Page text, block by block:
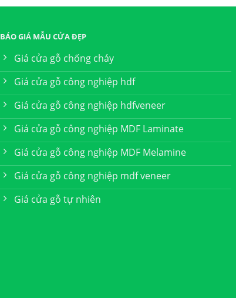
BÁO GIÁ MẪU CỬA ĐẸP
Giá cửa gỗ chống cháy
Giá cửa gỗ công nghiệp hdf
Giá cửa gỗ công nghiệp hdfveneer
Giá cửa gỗ công nghiệp MDF Laminate
Giá cửa gỗ công nghiệp MDF Melamine
Giá cửa gỗ công nghiệp mdf veneer
Giá cửa gỗ tự nhiên